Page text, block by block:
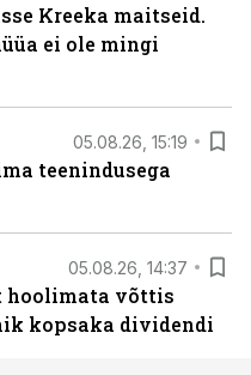
Kreeka maitseid.
ei ole mingi
05.08.26, 15:19
teenindusega
05.08.26, 14:37
hoolimata võttis
kopsaka dividendi